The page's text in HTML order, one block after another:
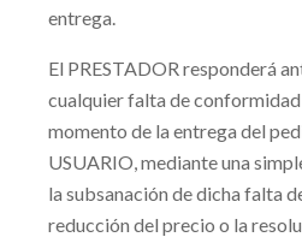
entrega.
El PRESTADOR responderá
cualquier falta de conformidad
momento de la entrega del
USUARIO, mediante una
la subsanación de dicha falta
reducción del precio o la